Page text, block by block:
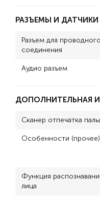
РАЗЪЕМЫ И ДАТЧИКИ
Разъем для проводного
соединения
Аудио разъем
ДОПОЛНИТЕЛЬНАЯ
Сканер отпечатка
Особенности (прочее)
Функция
лица